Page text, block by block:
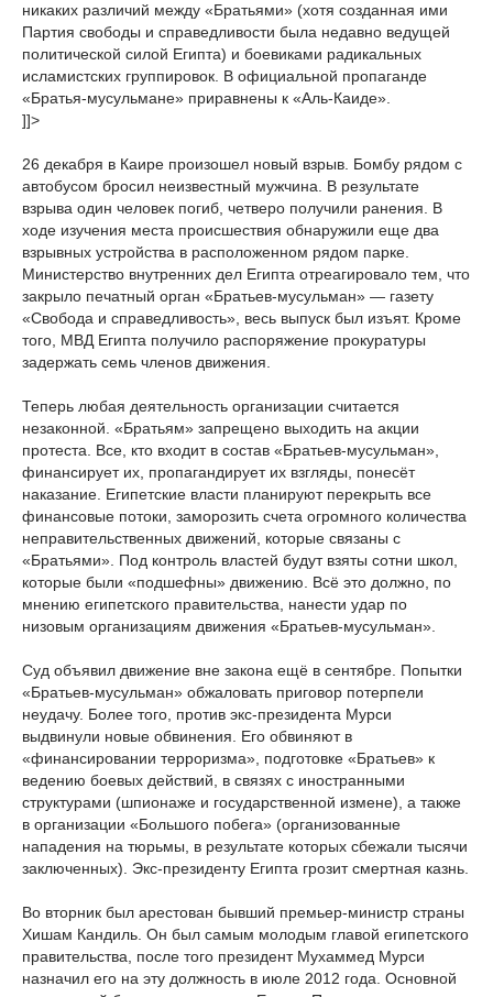
никаких различий между «Братьями» (хотя созданная ими
Партия свободы и справедливости была недавно ведущей
политической силой Египта) и боевиками радикальных
исламистских группировок. В официальной пропаганде
«Братья-мусульмане» приравнены к «Аль-Каиде».
]]>
26 декабря в Каире произошел новый взрыв. Бомбу рядом с
автобусом бросил неизвестный мужчина. В результате
взрыва один человек погиб, четверо получили ранения. В
ходе изучения места происшествия обнаружили еще два
взрывных устройства в расположенном рядом парке.
Министерство внутренних дел Египта отреагировало тем, что
закрыло печатный орган «Братьев-мусульман» — газету
«Свобода и справедливость», весь выпуск был изъят. Кроме
того, МВД Египта получило распоряжение прокуратуры
задержать семь членов движения.
Теперь любая деятельность организации считается
незаконной. «Братьям» запрещено выходить на акции
протеста. Все, кто входит в состав «Братьев-мусульман»,
финансирует их, пропагандирует их взгляды, понесёт
наказание. Египетские власти планируют перекрыть все
финансовые потоки, заморозить счета огромного количества
неправительственных движений, которые связаны с
«Братьями». Под контроль властей будут взяты сотни школ,
которые были «подшефны» движению. Всё это должно, по
мнению египетского правительства, нанести удар по
низовым организациям движения «Братьев-мусульман».
Суд объявил движение вне закона ещё в сентябре. Попытки
«Братьев-мусульман» обжаловать приговор потерпели
неудачу. Более того, против экс-президента Мурси
выдвинули новые обвинения. Его обвиняют в
«финансировании терроризма», подготовке «Братьев» к
ведению боевых действий, в связях с иностранными
структурами (шпионаже и государственной измене), а также
в организации «Большого побега» (организованные
нападения на тюрьмы, в результате которых сбежали тысячи
заключенных). Экс-президенту Египта грозит смертная казнь.
Во вторник был арестован бывший премьер-министр страны
Хишам Кандиль. Он был самым молодым главой египетского
правительства, после того президент Мухаммед Мурси
назначил его на эту должность в июле 2012 года. Основной